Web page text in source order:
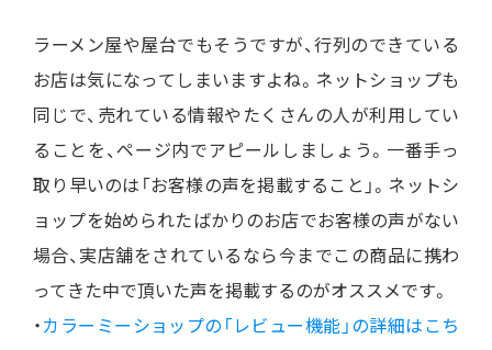
ラーメン屋や屋台でもそうですが、行列のできている
お店は気になってしまいますよね。ネットショップも
同じで、売れている情報やたくさんの人が利用してい
ることを、ページ内でアピールしましょう。一番手っ
取り早いのは「お客様の声を掲載すること」。ネットシ
ョップを始められたばかりのお店でお客様の声がない
場合、実店舗をされているなら今までこの商品に携わ
ってきた中で頂いた声を掲載するのがオススメです。
・ カラーミーショップの「レビュー機能」の詳細はこち